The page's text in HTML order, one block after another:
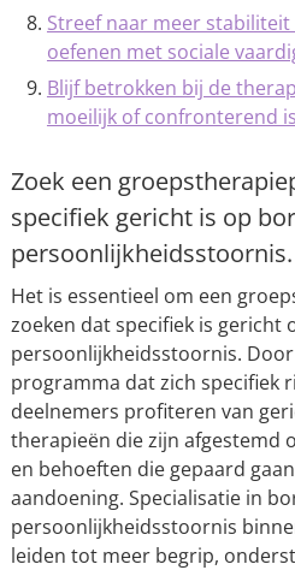
Streef naar meer
oefenen met sociale
Blijf betrokken bij de
moeilijk of confronterend
Zoek een
specifiek gericht is op
persoonlijkheidsstoornis.
Het is essentieel om een
zoeken dat specifiek is gericht
persoonlijkheidsstoornis.
programma dat zich specifiek
deelnemers profiteren van
therapieën die zijn afgestemd
en behoeften die gepaard
aandoening. Specialisatie in
persoonlijkheidsstoornis
leiden tot meer begrip,